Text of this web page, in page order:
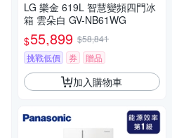
LG 樂金 619L 智慧變頻四門冰
箱 雲朵白 GV-NB61WG
$55,899 $58,841
挑戰低價
券 贈品
加入購物車